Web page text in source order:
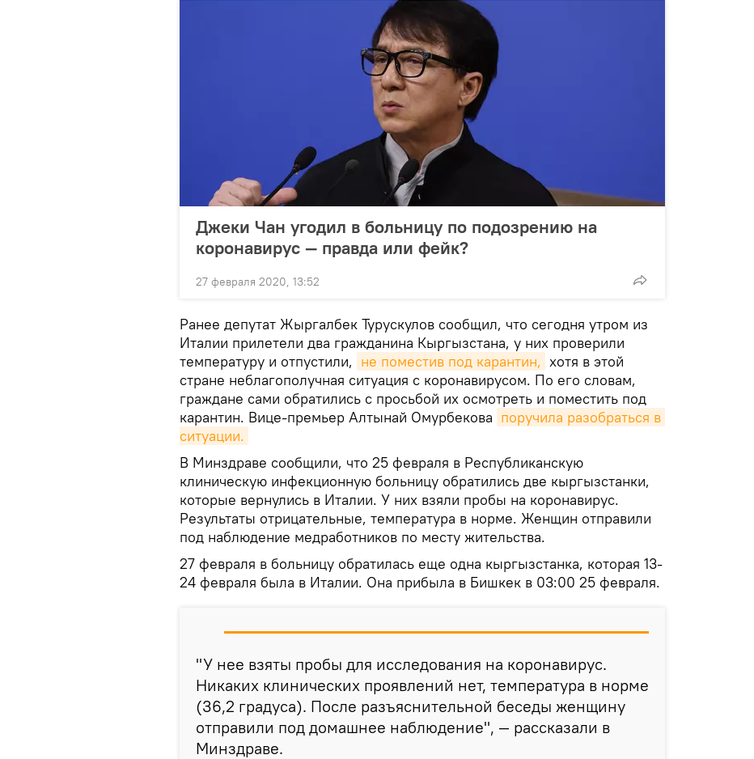
Джеки Чан угодил в больницу по подозрению на
коронавирус — правда или фейк?
27 февраля 2020, 13:52
Ранее депутат Жыргалбек Турускулов сообщил, что сегодня утром из
Италии прилетели два гражданина Кыргызстана, у них проверили
температуру и отпустили, не поместив под карантин, хотя в этой
стране неблагополучная ситуация с коронавирусом. По его словам,
граждане сами обратились с просьбой их осмотреть и поместить под
карантин. Вице-премьер Алтынай Омурбекова поручила разобраться в
ситуации.
В Минздраве сообщили, что 25 февраля в Республиканскую
клиническую инфекционную больницу обратились две кыргызстанки,
которые вернулись в Италии. У них взяли пробы на коронавирус.
Результаты отрицательные, температура в норме. Женщин отправили
под наблюдение медработников по месту жительства.
27 февраля в больницу обратилась еще одна кыргызстанка, которая 13-
24 февраля была в Италии. Она прибыла в Бишкек в 03:00 25 февраля.
"У нее взяты пробы для исследования на коронавирус.
Никаких клинических проявлений нет, температура в норме
(36,2 градуса). После разъяснительной беседы женщину
отправили под домашнее наблюдение", — рассказали в
Минздраве.